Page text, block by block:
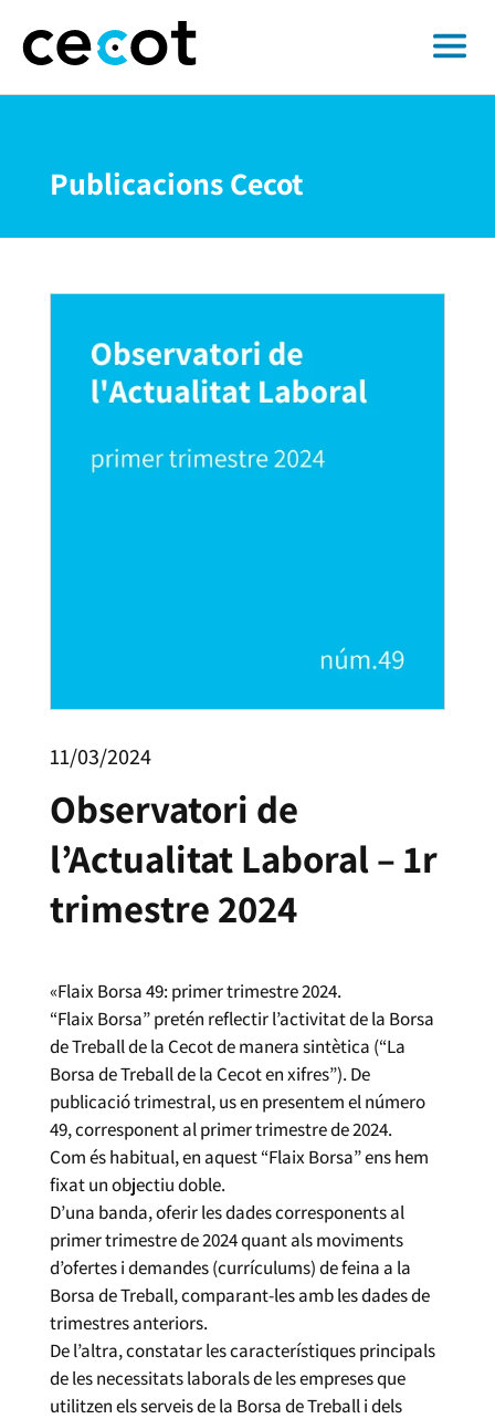
Publicacions Cecot
11/03/2024
Observatori de
l’Actualitat Laboral – 1r
trimestre 2024
«Flaix Borsa 49: primer trimestre 2024.
“Flaix Borsa” pretén reflectir l’activitat de la Borsa
de Treball de la Cecot de manera sintètica (“La
Borsa de Treball de la Cecot en xifres”). De
publicació trimestral, us en presentem el número
49, corresponent al primer trimestre de 2024.
Com és habitual, en aquest “Flaix Borsa” ens hem
fixat un objectiu doble.
D’una banda, oferir les dades corresponents al
primer trimestre de 2024 quant als moviments
d’ofertes i demandes (currículums) de feina a la
Borsa de Treball, comparant-les amb les dades de
trimestres anteriors.
De l’altra, constatar les característiques principals
de les necessitats laborals de les empreses que
utilitzen els serveis de la Borsa de Treball i dels